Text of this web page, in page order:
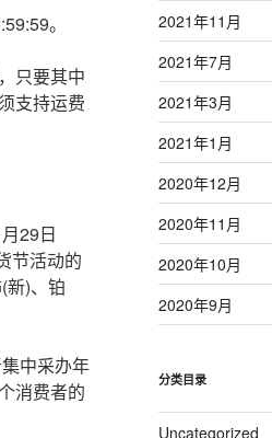
。
只要其中
支持运费
29日
节活动的
新)、铂
中采办年
消费者的
2021年11月
2021年7月
2021年3月
2021年1月
2020年12月
2020年11月
2020年10月
2020年9月
分类目录
Uncategorized